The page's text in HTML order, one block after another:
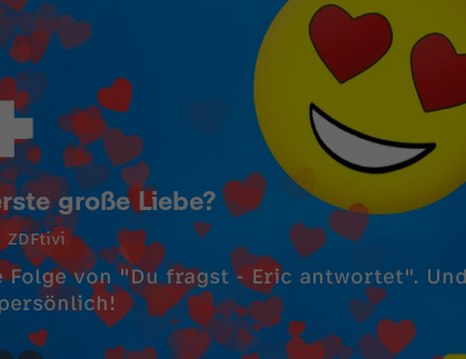
große Liebe?
ZDFtivi
Folge von "Du fragst - Eric antwortet".